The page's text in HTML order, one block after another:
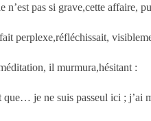
n’est pas si grave,cette affaire,
perplexe,réfléchissait,
il murmura,hésitant :
que… je ne suis passeul ici ; j’ai